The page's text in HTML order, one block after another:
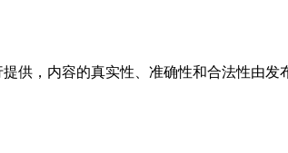
供，内容的真实性、准确性和合法性由